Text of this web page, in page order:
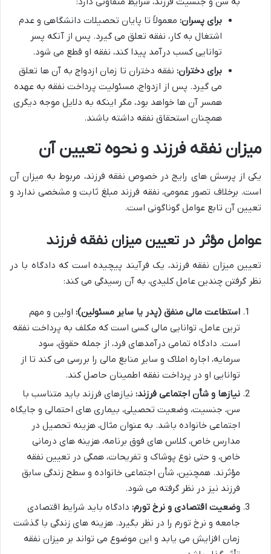
برای پسران: معمولاً تا پایان تحصیلات دانشگاهی و عدم
اشتغال به کار، نفقه تعلق می گیرد. پس از آنکه پسر
توانایی کسب درآمد پیدا کند، نفقه او قطع می شود.
برای دختران: نفقه دختران تا زمان ازدواج به آن ها تعلق
می گیرد. پس از ازدواج، مسئولیت پرداخت نفقه به عهده
همسر آن ها خواهد بود، مگر اینکه به دلایل موجه دیگری
همچنان استحقاق نفقه داشته باشند.
میزان نفقه فرزند و نحوه تعیین آن
یکی از پرسش های رایج در خصوص نفقه فرزند، مربوط به میزان آن
است. برخلاف تصور عمومی، نفقه فرزند مبلغ ثابت و مشخصی ندارد و
تعیین آن تابع عوامل گوناگونی است.
عوامل مؤثر در تعیین میزان نفقه فرزند
تعیین میزان نفقه فرزند، یک فرآیند پیچیده است که دادگاه با در
نظر گرفتن چندین عامل کلیدی، به آن رسیدگی می کند:
استطاعت مالی منفق (پدر یا سایر مسئولین): اولین و مهم
ترین عامل، توانایی مالی کسی است که مکلف به پرداخت نفقه
است. دادگاه تمامی درآمدهای فرد، از جمله حقوق، سود
سرمایه، اجاره املاک و سایر منابع مالی را بررسی می کند تا از
توانایی او در پرداخت نفقه اطمینان حاصل کند.
نیازها و شأن اجتماعی فرزند: نیازهای فرزند باید متناسب با
سن، جنسیت، وضعیت تحصیلی، بیماری های احتمالی و جایگاه
اجتماعی خانواده باشد. به عنوان مثال، هزینه تحصیل در
مدارس خاص، کلاس های فوق برنامه، هزینه های درمانی
خاص، و حتی نوع پوشاک و تفریحات، همگی در تعیین نفقه
مؤثرند. همچنین، شأن اجتماعی خانواده و سطح زندگی سابق
فرزند نیز در نظر گرفته می شود.
وضعیت اقتصادی و نرخ تورم: دادگاه باید شرایط اقتصادی
جامعه و نرخ تورم را در نظر بگیرد. هزینه های زندگی با گذشت
زمان افزایش می یابد و این موضوع می تواند بر میزان نفقه